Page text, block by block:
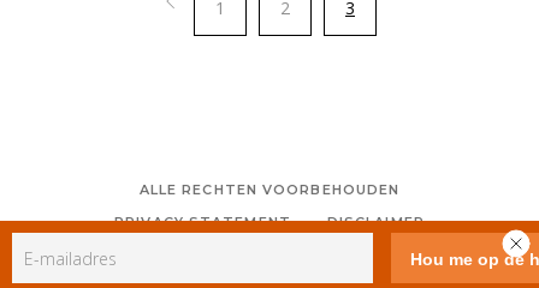
1 2 3
ALLE RECHTEN VOORBEHOUDEN
PRIVACY STATEMENT
DISCLAIMER